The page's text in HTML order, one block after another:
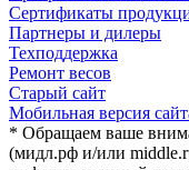
Сертификаты
Партнеры и дилеры
Техподдержка
Ремонт весов
Старый сайт
Мобильная версия
* Обращаем ваше
(мидл.рф и/или